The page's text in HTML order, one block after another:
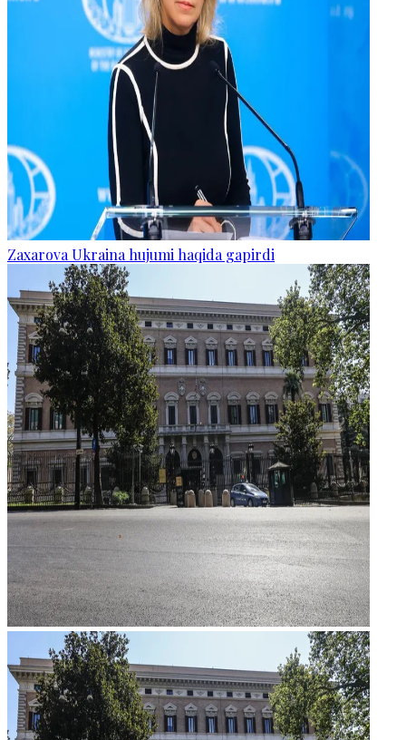
Zaxarova Ukraina hujumi haqida gapirdi